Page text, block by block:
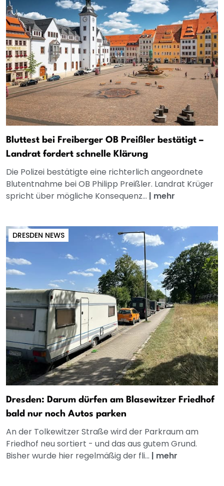
Bluttest bei Freiberger OB Preißler bestätigt –
Landrat fordert schnelle Klärung
Die Polizei bestätigte eine richterlich angeordnete
Blutentnahme bei OB Philipp Preißler. Landrat Krüger
spricht über mögliche Konsequenz... | mehr
DRESDEN NEWS
Dresden: Darum dürfen am Blasewitzer Friedhof
bald nur noch Autos parken
An der Tolkewitzer Straße wird der Parkraum am
Friedhof neu sortiert - und das aus gutem Grund.
Bisher wurde hier regelmäßig der fli... | mehr